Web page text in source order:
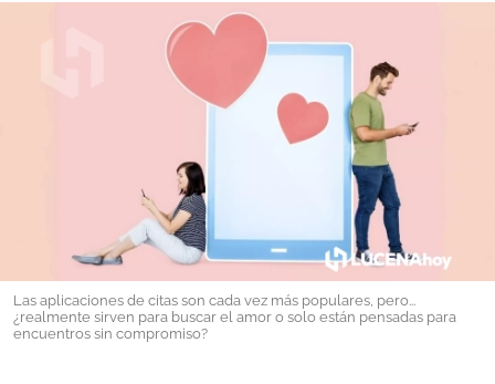
Las aplicaciones de citas son cada vez más populares, pero...
¿realmente sirven para buscar el amor o solo están pensadas para
encuentros sin compromiso?